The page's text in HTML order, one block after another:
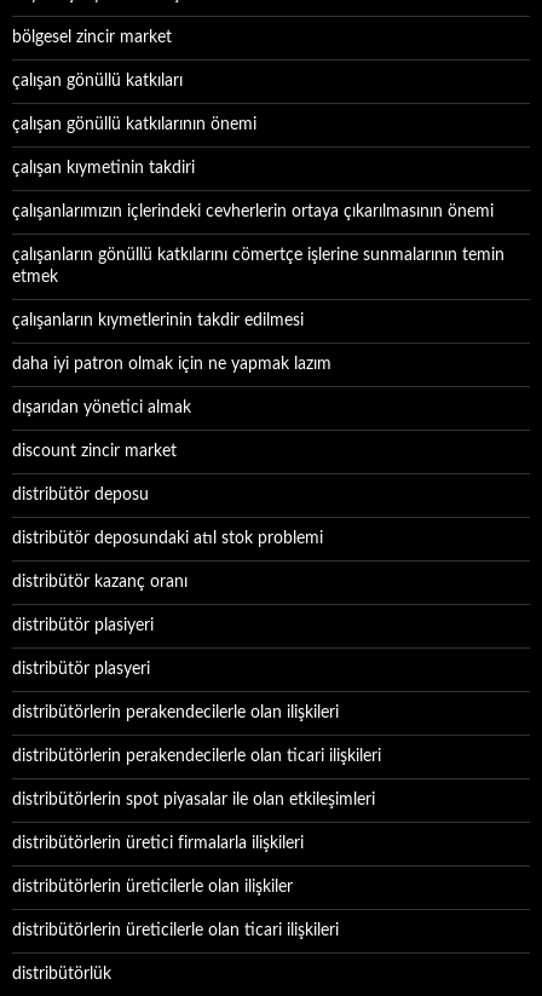
bölgesel zincir market
çalışan gönüllü katkıları
çalışan gönüllü katkılarının önemi
çalışan kıymetinin takdiri
çalışanlarımızın içlerindeki cevherlerin ortaya çıkarılmasının önemi
çalışanların gönüllü katkılarını cömertçe işlerine sunmalarının temin
etmek
çalışanların kıymetlerinin takdir edilmesi
daha iyi patron olmak için ne yapmak lazım
dışarıdan yönetici almak
discount zincir market
distribütör deposu
distribütör deposundaki atıl stok problemi
distribütör kazanç oranı
distribütör plasiyeri
distribütör plasyeri
distribütörlerin perakendecilerle olan ilişkileri
distribütörlerin perakendecilerle olan ticari ilişkileri
distribütörlerin spot piyasalar ile olan etkileşimleri
distribütörlerin üretici firmalarla ilişkileri
distribütörlerin üreticilerle olan ilişkiler
distribütörlerin üreticilerle olan ticari ilişkileri
distribütörlük